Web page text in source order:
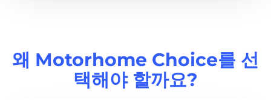
왜 Motorhome Choice를 선
택해야 할까요?